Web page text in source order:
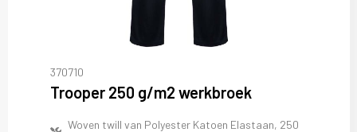
370710
Trooper 250 g/m2 werkbroek
Woven twill van Polyester Katoen Elastaan, 250